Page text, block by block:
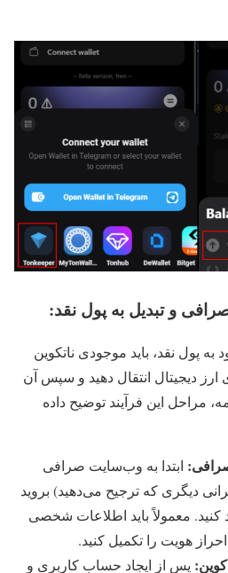
پول نقد، باید موجودی ناتکوین
دیجیتال انتقال دهید و سپس آن
مراحل این فرآیند توضیح داده
ابتدا به وب‌سایت صرافی
دیگری که ترجیح می‌دهید) بروید
معمولاً باید اطلاعات شخصی
هویت را تکمیل کنید.
پس از ایجاد حساب کاربری و